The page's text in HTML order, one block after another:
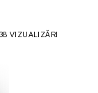
VIZUALIZĂRI